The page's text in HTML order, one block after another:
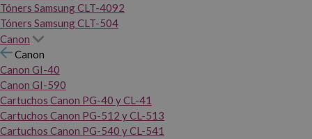
Tóners Samsung CLT-4092
Tóners Samsung CLT-504
Canon
Canon
Canon GI-40
Canon GI-590
Cartuchos Canon PG-40 y CL-41
Cartuchos Canon PG-512 y CL-513
Cartuchos Canon PG-540 y CL-541